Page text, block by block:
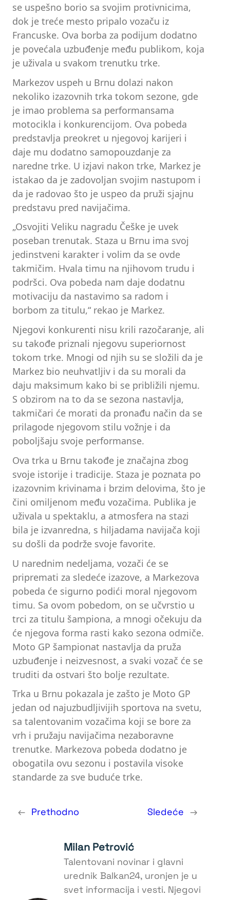
se uspešno borio sa svojim protivnicima,
dok je treće mesto pripalo vozaču iz
Francuske. Ova borba za podijum dodatno
je povećala uzbuđenje među publikom, koja
je uživala u svakom trenutku trke.
Markezov uspeh u Brnu dolazi nakon
nekoliko izazovnih trka tokom sezone, gde
je imao problema sa performansama
motocikla i konkurencijom. Ova pobeda
predstavlja preokret u njegovoj karijeri i
daje mu dodatno samopouzdanje za
naredne trke. U izjavi nakon trke, Markez je
istakao da je zadovoljan svojim nastupom i
da je radovao što je uspeo da pruži sjajnu
predstavu pred navijačima.
„Osvojiti Veliku nagradu Češke je uvek
poseban trenutak. Staza u Brnu ima svoj
jedinstveni karakter i volim da se ovde
takmičim. Hvala timu na njihovom trudu i
podršci. Ova pobeda nam daje dodatnu
motivaciju da nastavimo sa radom i
borbom za titulu,“ rekao je Markez.
Njegovi konkurenti nisu krili razočaranje, ali
su takođe priznali njegovu superiornost
tokom trke. Mnogi od njih su se složili da je
Markez bio neuhvatljiv i da su morali da
daju maksimum kako bi se približili njemu.
S obzirom na to da se sezona nastavlja,
takmičari će morati da pronađu način da se
prilagode njegovom stilu vožnje i da
poboljšaju svoje performanse.
Ova trka u Brnu takođe je značajna zbog
svoje istorije i tradicije. Staza je poznata po
izazovnim krivinama i brzim delovima, što je
čini omiljenom među vozačima. Publika je
uživala u spektaklu, a atmosfera na stazi
bila je izvanredna, s hiljadama navijača koji
su došli da podrže svoje favorite.
U narednim nedeljama, vozači će se
pripremati za sledeće izazove, a Markezova
pobeda će sigurno podići moral njegovom
timu. Sa ovom pobedom, on se učvrstio u
trci za titulu šampiona, a mnogi očekuju da
će njegova forma rasti kako sezona odmiče.
Moto GP šampionat nastavlja da pruža
uzbuđenje i neizvesnost, a svaki vozač će se
truditi da ostvari što bolje rezultate.
Trka u Brnu pokazala je zašto je Moto GP
jedan od najuzbudljivijih sportova na svetu,
sa talentovanim vozačima koji se bore za
vrh i pružaju navijačima nezaboravne
trenutke. Markezova pobeda dodatno je
obogatila ovu sezonu i postavila visoke
standarde za sve buduće trke.
← Prethodno Sledeće →
Milan Petrović
Talentovani novinar i glavni
urednik Balkan24, uronjen je u
svet informacija i vesti. Njegovi